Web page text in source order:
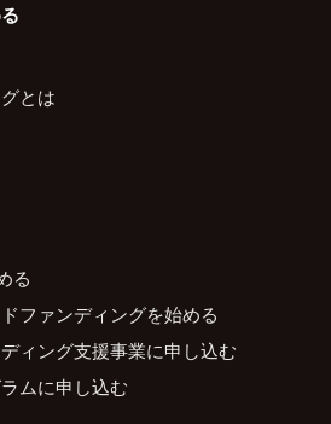
とは
る
ファンディングを始める
ィング支援事業に申し込む
ムに申し込む